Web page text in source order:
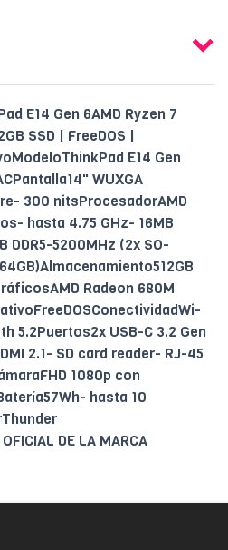
E14 Gen 6AMD Ryzen 7
SSD | FreeDOS |
E14 Gen
WUXGA
300 nitsProcesadorAMD
hasta 4.75 GHz- 16MB
DDR5-5200MHz (2x SO-
Radeon 680M
5.2Puertos2x USB-C 3.2 Gen
2.1- SD card reader- RJ-45
1080p con
hasta 10
DE LA MARCA